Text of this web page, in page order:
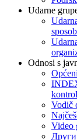
Udarne
Odnosi s
Vodič
Video